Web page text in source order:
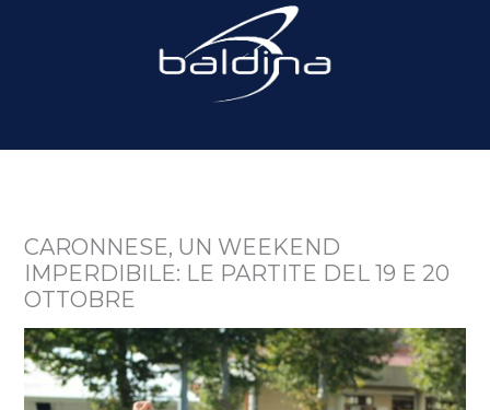
CARONNESE, UN WEEKEND
IMPERDIBILE: LE PARTITE DEL 19 E 20
OTTOBRE